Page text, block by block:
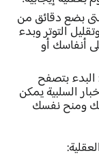
بضع دقائق من
التوتر وبدء
أنفاسك أو
البدء بتصفح
السلبية يمكن
ومنح نفسك